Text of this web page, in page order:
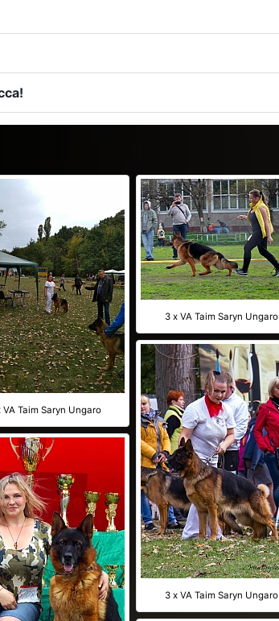
VA Taim Saryn Ungaro
3 x VA Taim Saryn Ungaro
3 x VA Taim Saryn Ungaro